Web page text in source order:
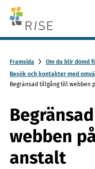
Skip to content -
Framsida Om du blir dömd
Besök och kontakter med
Begränsad tillgång till webben
webben
anstalt